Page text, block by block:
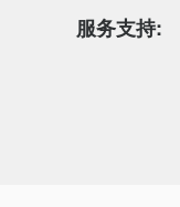
服务支持: